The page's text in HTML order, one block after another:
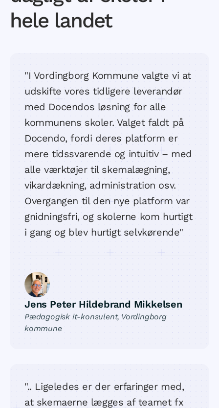
hele landet
"I Vordingborg Kommune valgte vi at
udskifte vores tidligere leverandør
med Docendos løsning for alle
kommunens skoler. Valget faldt på
Docendo, fordi deres platform er
mere tidssvarende og intuitiv – med
alle værktøjer til skemalægning,
vikardækning, administration osv.
Overgangen til den nye platform var
gnidningsfri, og skolerne kom hurtigt
i gang og blev hurtigt selvkørende"
Jens Peter Hildebrand Mikkelsen
Pædagogisk it-konsulent, Vordingborg
kommune
".. Ligeledes er der erfaringer med,
at skemaerne lægges af teamet fx